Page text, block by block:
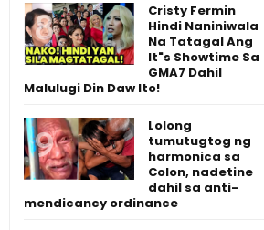
Cristy Fermin
Hindi Naniniwala
Na Tatagal Ang
It"s Showtime Sa
GMA7 Dahil
Malulugi Din Daw Ito!
Lolong
tumutugtog ng
harmonica sa
Colon, nadetine
dahil sa anti-
mendicancy ordinance